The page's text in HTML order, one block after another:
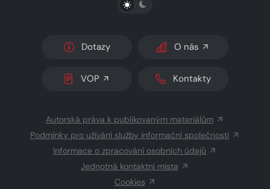
Dotazy O nás
VOP Kontakty
Autorská práva k publikovaným materiálům
Podmínky pro užívání služby informační společnosti
Informace o zpracování osobních údajů
Jednotná kontaktní místa
Cookies